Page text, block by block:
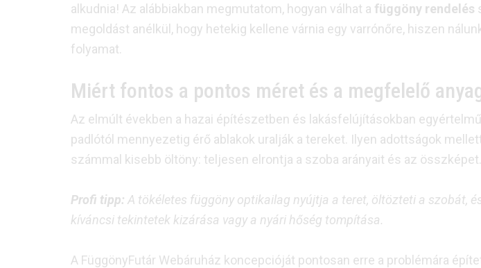
alkudnia! Az alábbiakban megmutatom, hogyan válhat a függöny rendelés
megoldást anélkül, hogy hetekig kellene várnia egy varrónőre, hiszen
folyamat.
Miért fontos a pontos méret és a megfelelő
Az elmúlt években a hazai építészetben és lakásfelújításokban
padlótól mennyezetig érő ablakok uralják a tereket. Ilyen adottságok
számmal kisebb öltöny: teljesen elrontja a szoba arányait és az összképet.
Profi tipp: A tökéletes függöny optikailag nyújtja a teret, öltözteti a szobát,
kíváncsi tekintetek kizárása vagy a nyári hőség tompítása.
A FüggönyFutár Webáruház koncepcióját pontosan erre a problémára